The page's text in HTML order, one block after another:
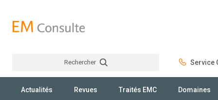
Rechercher Service
Actualités Revues Traités EMC Domaines